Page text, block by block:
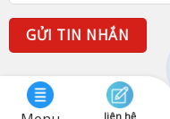
liên hệ